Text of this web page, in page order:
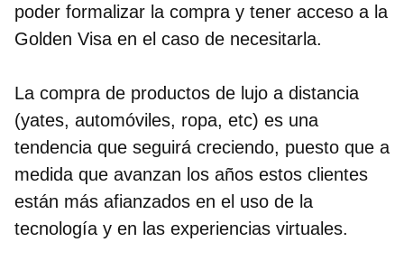
poder formalizar la compra y tener acceso a la
Golden Visa en el caso de necesitarla.
La compra de productos de lujo a distancia
(yates, automóviles, ropa, etc) es una
tendencia que seguirá creciendo, puesto que a
medida que avanzan los años estos clientes
están más afianzados en el uso de la
tecnología y en las experiencias virtuales.